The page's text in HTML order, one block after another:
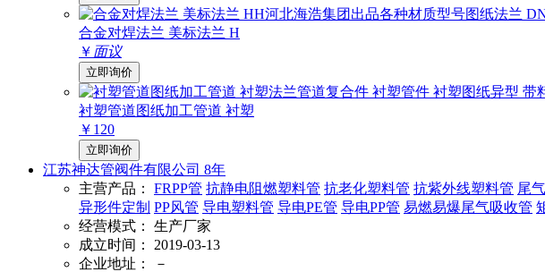
合金对焊法兰 美标法兰 H
￥ 面议
立即询价
衬塑管道图纸加工管道 衬塑
￥120
立即询价
江苏神达管阀件有限公司 8年
主营产品： FRPP管 抗静电阻燃塑料管 抗老化塑料管 抗紫外线塑料管 尾
异形件定制 PP风管 导电塑料管 导电PE管 导电PP管 易燃易爆尾气吸收管
经营模式：
生产厂家
成立时间：
2019-03-13
企业地址：
－